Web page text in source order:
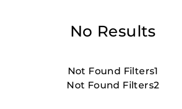
No Results
Not Found Filters1
Not Found Filters2